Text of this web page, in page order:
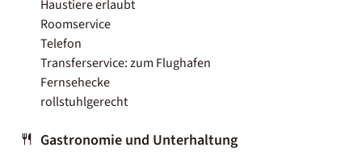
Haustiere erlaubt
Roomservice
Telefon
Transferservice: zum Flughafen
Fernsehecke
rollstuhlgerecht
Gastronomie und Unterhaltung